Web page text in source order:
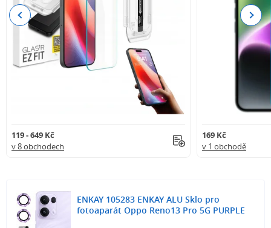
119 - 649 Kč
v 8 obchodech
169 Kč
v 1 obchodě
Previous Next
ENKAY 105283 ENKAY ALU Sklo pro
fotoaparát Oppo Reno13 Pro 5G PURPLE